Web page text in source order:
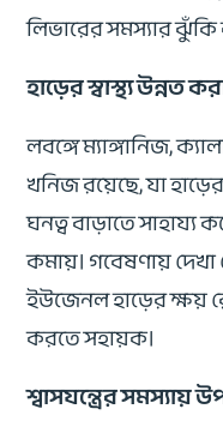
লিভারের সমস্যার
হাড়ের স্বাস্থ্য উন্নত
লবঙ্গে ম্যাঙ্গানিজ,
খনিজ রয়েছে, যা
ঘনত্ব বাড়াতে
কমায়। গবেষণায় দেখা
ইউজেনল হাড়ের ক্ষয়
করতে সহায়ক।
শ্বাসযন্ত্রের সমস্যায়